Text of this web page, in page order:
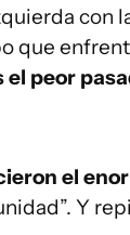
con
que
peor
el
Y